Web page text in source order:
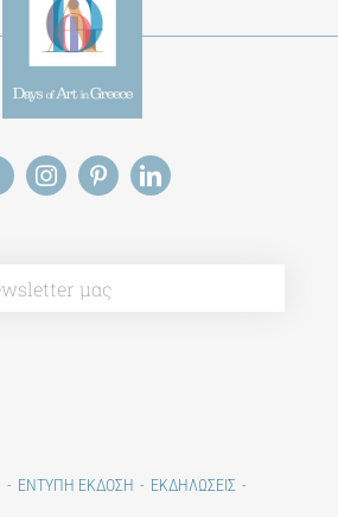
ΕΝΤΥΠΗ ΕΚΔΟΣΗ
ΕΚΔΗΛΩΣΕΙΣ